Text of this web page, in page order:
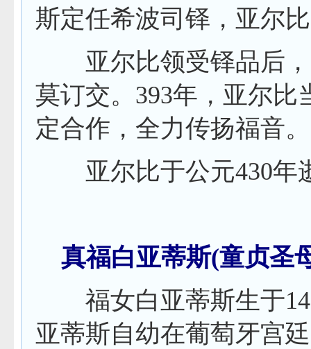
斯定任希波司铎，亚尔
亚尔比领受铎品后，
莫订交。 393年，亚尔比
定合作，全力传扬福音。
亚尔比于公元430年
真福白亚蒂斯(童贞圣
福女白亚蒂斯生于
亚蒂斯自幼在葡萄牙宫